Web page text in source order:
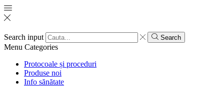
Search input Search
Menu Categories
Protocoale și proceduri
Produse noi
Info sănătate